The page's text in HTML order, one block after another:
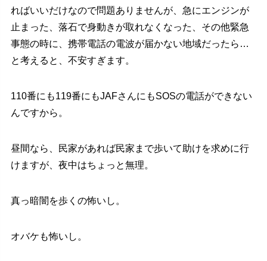
ればいいだけなので問題ありませんが、急にエンジンが
止まった、落石で身動きが取れなくなった、その他緊急
事態の時に、携帯電話の電波が届かない地域だったら…
と考えると、不安すぎます。
110番にも119番にもJAFさんにもSOSの電話ができない
んですから。
昼間なら、民家があれば民家まで歩いて助けを求めに行
けますが、夜中はちょっと無理。
真っ暗闇を歩くの怖いし。
オバケも怖いし。